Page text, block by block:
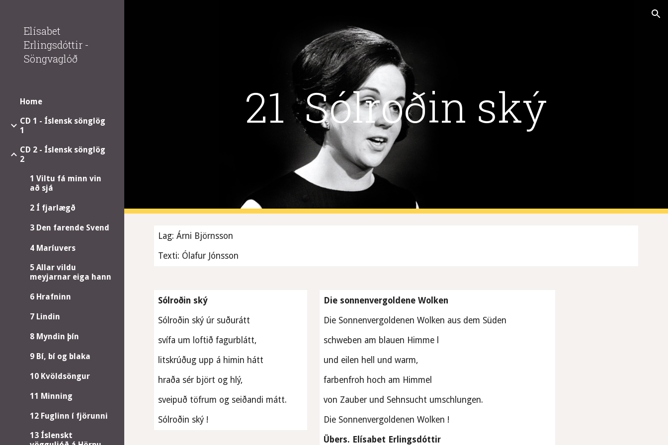
Elísabet
Erlingsdóttir -
Söngvaglóð
Home
CD 1 - Íslensk sönglög
1
CD 2 - Íslensk sönglög
2
1 Viltu fá minn vin
að sjá
2 Í fjarlægð
3 Den farende Svend
4 Maríuvers
5 Allar vildu
meyjarnar eiga hann
6 Hrafninn
7 Lindin
8 Myndin þín
9 Bí, bí og blaka
10 Kvöldsöngur
11 Minning
12 Fuglinn í fjörunni
13 Íslenskt
21  Sólroðin ský
Lag: Árni Björnsson
Texti: Ólafur Jónsson
Sólroðin ský
Sólroðin ský úr suðurátt
svífa um loftið fagurblátt,
litskrúðug upp á himin hátt
hraða sér björt og hlý,
sveipuð töfrum og seiðandi mátt.
Sólroðin ský !
Die sonnenvergoldene Wolken
Die Sonnenvergoldenen Wolken aus dem Süden
schweben am blauen Himme l
und eilen hell und warm,
farbenfroh hoch am Himmel
von Zauber und Sehnsucht umschlungen.
Die Sonnenvergoldenen Wolken !
Übers. Elísabet Erlingsdóttir